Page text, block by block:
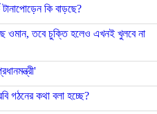
কি বাড়ছে?
ওমান, তবে চুক্তি হলেও এখনই খুলবে না
গঠনের কথা বলা হচ্ছে?